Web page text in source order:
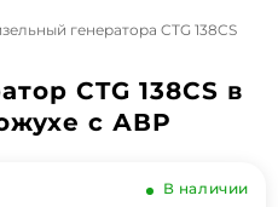
генератора CTG 138CS
CTG 138CS в
с АВР
В наличии